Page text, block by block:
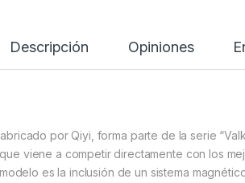
Descripción Opiniones
por Qiyi, forma parte de la serie
viene a competir directamente con los
es la inclusión de un sistema